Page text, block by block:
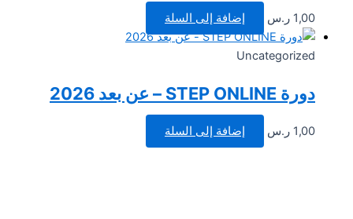
ر.س إضافة إلى السلة
Uncategorized
دورة STEP ONLINE – عن بعد 2026
ر.س إضافة إلى السلة